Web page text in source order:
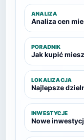
ANALIZA
Analiza cen
PORADNIK
Jak kupić
LOKALIZACJA
Najlepsze
INWESTYCJE
Nowe